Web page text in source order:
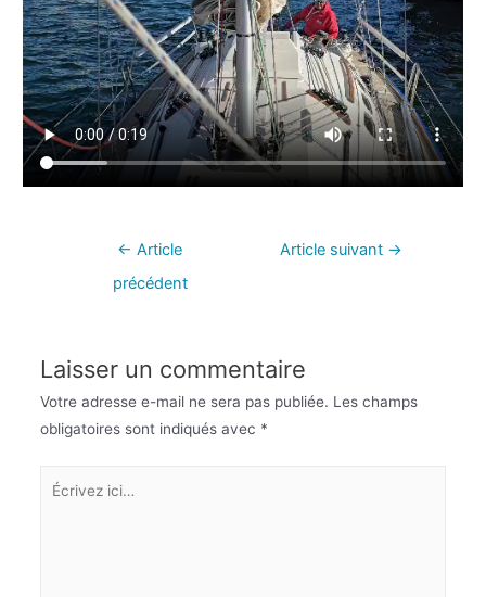
← Article
précédent
Article suivant →
Laisser un commentaire
Votre adresse e-mail ne sera pas publiée. Les champs
obligatoires sont indiqués avec *